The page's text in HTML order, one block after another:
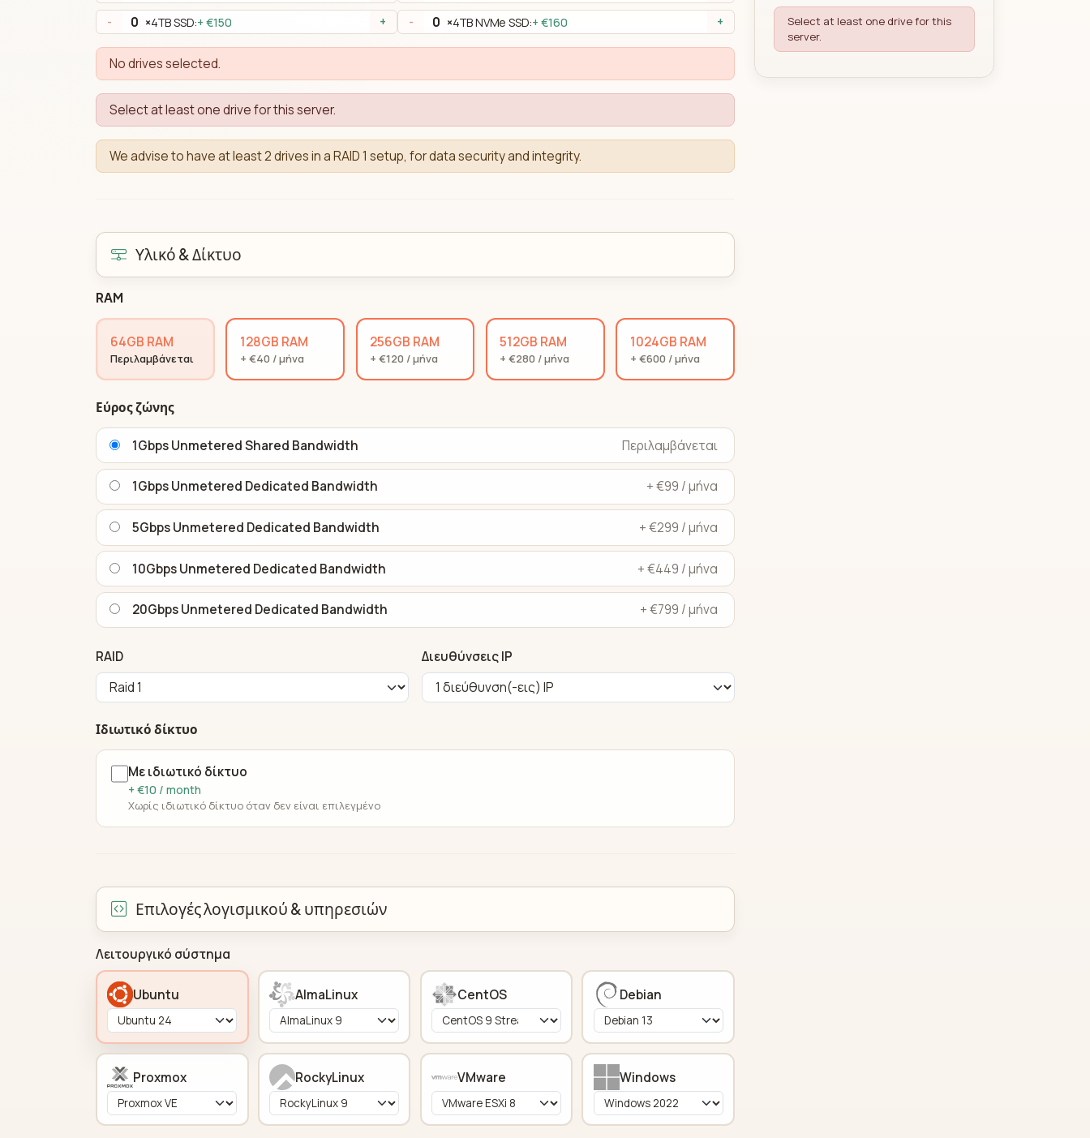
- ×4TB SSD:+ €150 + - ×4TB NVMe SSD:+ €160 +
No drives selected.
Select at least one drive for this server.
We advise to have at least 2 drives in a RAID 1 setup, for data security and integrity.
Υλικό & Δίκτυο
RAM
64GB RAM
Περιλαμβάνεται
128GB RAM
+ €40 / μήνα
256GB RAM
+ €120 / μήνα
512GB RAM
+ €280 / μήνα
1024GB RAM
+ €600 / μήνα
Εύρος ζώνης
1Gbps Unmetered Shared Bandwidth Περιλαμβάνεται
1Gbps Unmetered Dedicated Bandwidth + €99 / μήνα
5Gbps Unmetered Dedicated Bandwidth + €299 / μήνα
10Gbps Unmetered Dedicated Bandwidth + €449 / μήνα
20Gbps Unmetered Dedicated Bandwidth + €799 / μήνα
RAID Διευθύνσεις IP
Ιδιωτικό δίκτυο
Με ιδιωτικό δίκτυο
+ €10 / month
Χωρίς ιδιωτικό δίκτυο όταν δεν είναι επιλεγμένο
Επιλογές λογισμικού & υπηρεσιών
Λειτουργικό σύστημα
Ubuntu AlmaLinux CentOS Debian
Proxmox RockyLinux VMware Windows
Select at least one drive for this
server.